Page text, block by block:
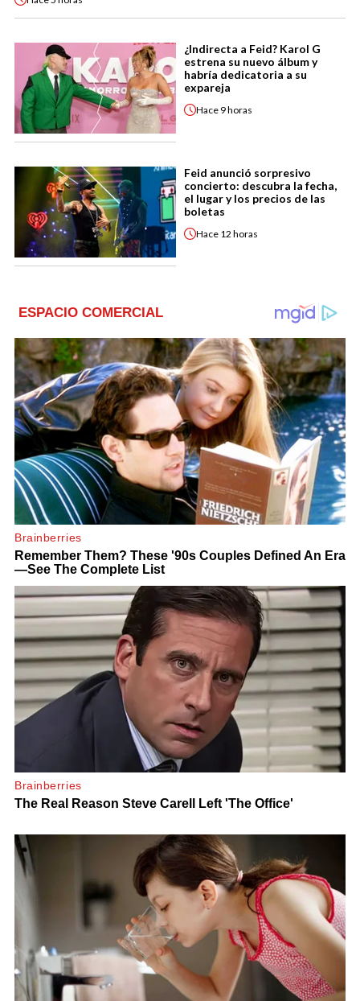
¿Indirecta a Feid? Karol G
estrena su nuevo álbum y
habría dedicatoria a su
expareja
Hace 9 horas
Feid anunció sorpresivo
concierto: descubra la fecha,
el lugar y los precios de las
boletas
Hace 12 horas